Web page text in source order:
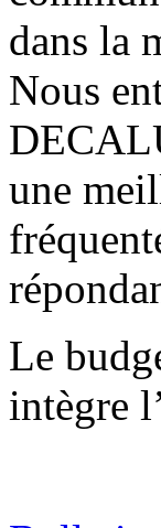
dans la
Nous
une
Le
intègre